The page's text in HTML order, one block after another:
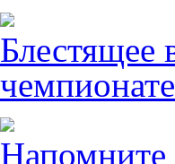
Блестящее
Напомните